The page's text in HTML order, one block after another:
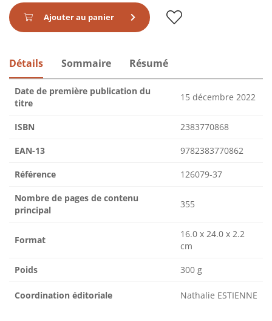
Ajouter au panier
Détails Sommaire Résumé
Date de première publication du
titre
15 décembre 2022
ISBN 2383770868
EAN-13 9782383770862
Référence 126079-37
Nombre de pages de contenu
principal
355
Format
16.0 x 24.0 x 2.2
cm
Poids 300 g
Coordination éditoriale Nathalie ESTIENNE